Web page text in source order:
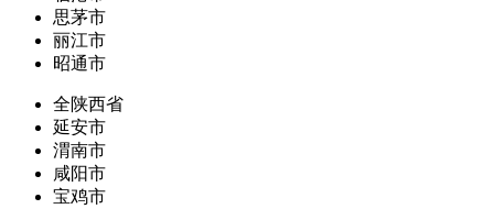
思茅市
丽江市
昭通市
全陕西省
延安市
渭南市
咸阳市
宝鸡市